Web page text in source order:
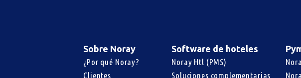
Sobre Noray
¿Por qué Noray?
Clientes
Software de hoteles
Noray Htl (PMS)
Soluciones complementarias